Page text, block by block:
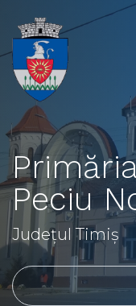
Peciu
Județul Timiș